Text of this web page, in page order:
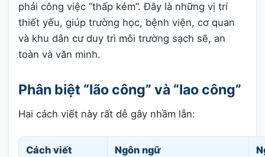
phải công việc “thấp kém”. Đây là những vị trí
thiết yếu, giúp trường học, bệnh viện, cơ quan
và khu dân cư duy trì môi trường sạch sẽ, an
toàn và văn minh.
Phân biệt “lão công” và “lao công”
Hai cách viết này rất dễ gây nhầm lẫn:
Cách viết Ngôn ngữ